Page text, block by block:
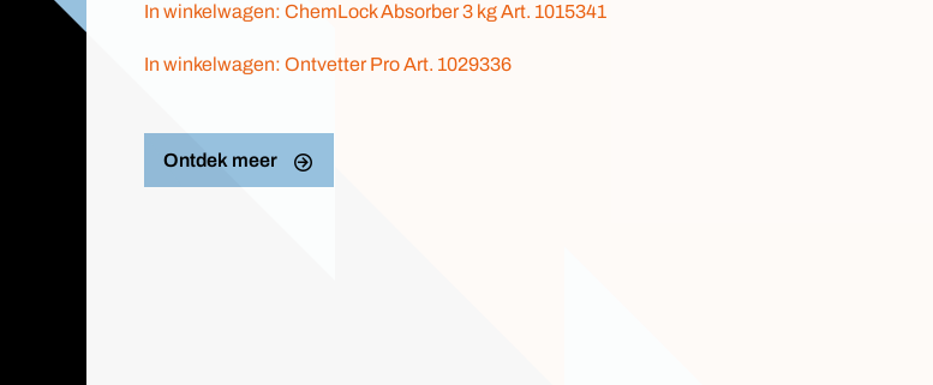
In winkelwagen: ChemLock Absorber 3 kg Art. 1015341
In winkelwagen: Ontvetter Pro Art. 1029336
Ontdek meer